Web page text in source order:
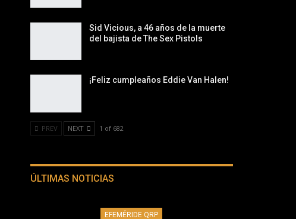
Sid Vicious, a 46 años de la muerte
del bajista de The Sex Pistols
¡Feliz cumpleaños Eddie Van Halen!
PREV NEXT 1 of 682
ÚLTIMAS NOTICIAS
EFEMÉRIDE QRP